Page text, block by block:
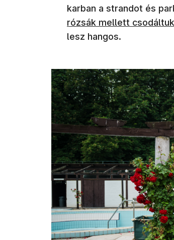
karban a strandot és
rózsák mellett
lesz hangos.